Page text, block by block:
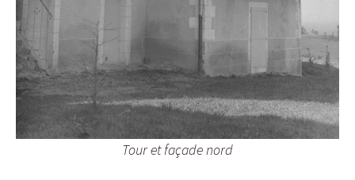
Tour et façade nord